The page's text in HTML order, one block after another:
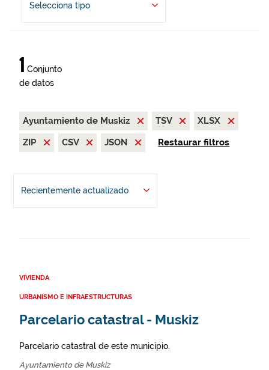
Selecciona tipo
1 Conjunto
de datos
Ayuntamiento de Muskiz TSV
XLSX
ZIP
CSV JSON Restaurar filtros
Recientemente actualizado
VIVIENDA
URBANISMO E INFRAESTRUCTURAS
Parcelario catastral - Muskiz
Parcelario catastral de este municipio.
Ayuntamiento de Muskiz